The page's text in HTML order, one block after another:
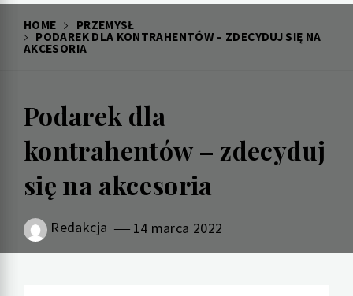
HOME
PRZEMYSŁ
PODAREK DLA KONTRAHENTÓW – ZDECYDUJ SIĘ NA
AKCESORIA
Podarek dla
kontrahentów – zdecyduj
się na akcesoria
Redakcja 14 marca 2022